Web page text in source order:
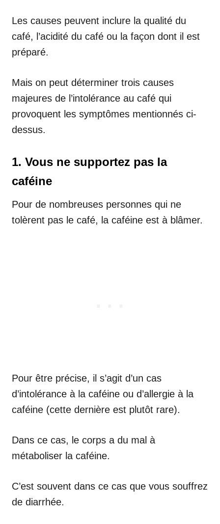
Les causes peuvent inclure la qualité du
café, l’acidité du café ou la façon dont il est
préparé.
Mais on peut déterminer trois causes
majeures de l’intolérance au café qui
provoquent les symptômes mentionnés ci-
dessus.
1. Vous ne supportez pas la
caféine
Pour de nombreuses personnes qui ne
tolèrent pas le café, la caféine est à blâmer.
Pour être précise, il s’agit d’un cas
d’intolérance à la caféine ou d’allergie à la
caféine (cette dernière est plutôt rare).
Dans ce cas, le corps a du mal à
métaboliser la caféine.
C’est souvent dans ce cas que vous souffrez
de diarrhée.